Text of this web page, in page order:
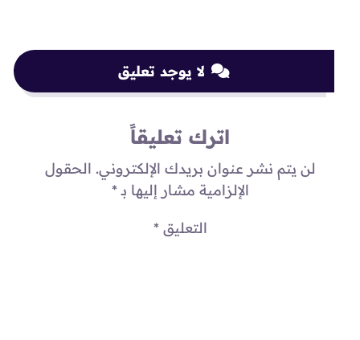
لا يوجد تعليق
اترك تعليقاً
لن يتم نشر عنوان بريدك الإلكتروني. الحقول
الإلزامية مشار إليها بـ*
التعليق*